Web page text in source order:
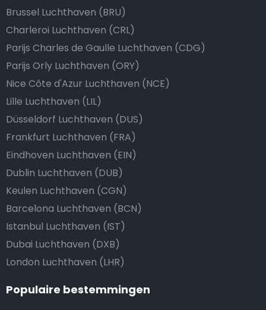
Brussel Luchthaven (BRU)
Charleroi Luchthaven (CRL)
Parijs Charles de Gaulle Luchthaven (CDG)
Parijs Orly Luchthaven (ORY)
Nice Côte d'Azur Luchthaven (NCE)
Lille Luchthaven (LIL)
Düsseldorf Luchthaven (DUS)
Frankfurt Luchthaven (FRA)
Eindhoven Luchthaven (EIN)
Dublin Luchthaven (DUB)
Keulen Luchthaven (CGN)
Barcelona Luchthaven (BCN)
Istanbul Luchthaven (IST)
Dubai Luchthaven (DXB)
London Luchthaven (LHR)
Populaire bestemmingen